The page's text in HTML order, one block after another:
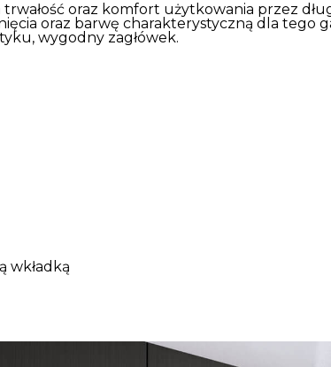
oraz komfort użytkowania przez
oraz barwę charakterystyczną dla
wygodny zagłówek.
wkładką